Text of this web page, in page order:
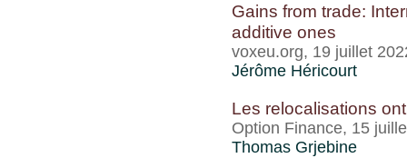
Gains from trade:
additive ones
voxeu.org, 19 juillet
Jérôme Héricourt
Les relocalisations
Option Finance, 15
Thomas Grjebine